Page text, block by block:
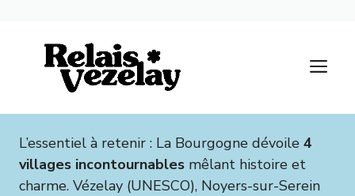
contenu
L’essentiel à retenir : La Bourgogne dévoile 4
villages incontournables mêlant histoire et
charme. Vézelay (UNESCO), Noyers-sur-Serein